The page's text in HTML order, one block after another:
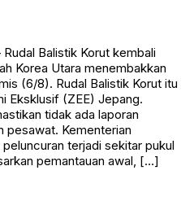
Balistik Korut kembali
Korea Utara menembakkan
(6/8). Rudal Balistik Korut itu
Eksklusif (ZEE) Jepang.
tidak ada laporan
pesawat. Kementerian
terjadi sekitar pukul
pemantauan awal, […]